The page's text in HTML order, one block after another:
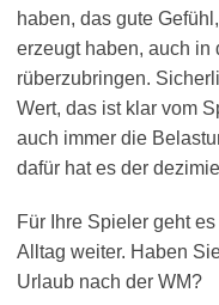
haben, das gute
erzeugt haben, auch in
rüberzubringen.
Wert, das ist klar vom
auch immer die
dafür hat es der
Für Ihre Spieler geht
Alltag weiter. Haben
Urlaub nach der WM?